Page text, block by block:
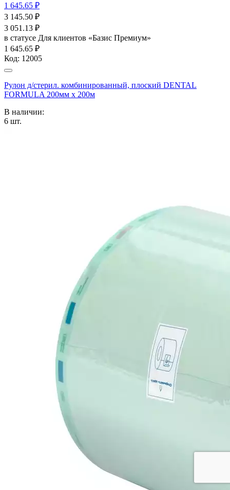
1 645.65 ₽
3 145.50 ₽
3 051.13 ₽
в статусе Для клиентов «Базис Премиум»
1 645.65 ₽
Код: 12005
Рулон д/стерил. комбинированный, плоский DENTAL
FORMULA 200мм х 200м
В наличии:
6 шт.